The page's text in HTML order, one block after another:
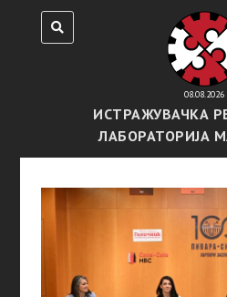
08.08.2026
ИСТРАЖУВАЧКА
ЛАБОРАТОРИЈА